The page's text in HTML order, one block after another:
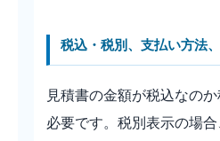
税込・税別、支払い方法
見積書の金額が税込なの
必要です。税別表示の場